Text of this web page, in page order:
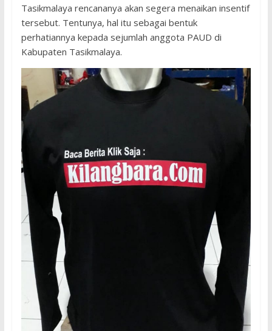
Tasikmalaya rencananya akan segera menaikan insentif
tersebut. Tentunya, hal itu sebagai bentuk
perhatiannya kepada sejumlah anggota PAUD di
Kabupaten Tasikmalaya.